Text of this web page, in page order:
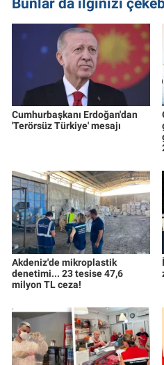
Cumhurbaşkanı Erdoğan'dan
'Terörsüz Türkiye' mesajı
Akdeniz'de mikroplastik
denetimi... 23 tesise 47,6
milyon TL ceza!